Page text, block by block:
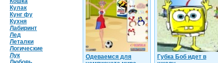
Кулак
Кунг фу
Кухня
Лабиринт
Лед
Леталки
Логические
Лук
Одеваемся для
Губка Боб идет в